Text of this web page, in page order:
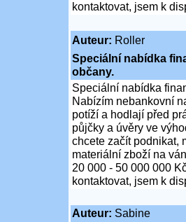
kontaktovat, jsem k
Auteur: Roller
Speciální nabídka
občany.
Speciální nabídka
Nabízím nebankovní
potíží a hodlají před
půjčky a úvěry ve
chcete začít podnikat,
materiální zboží na
20 000 - 50 000 000
kontaktovat, jsem k
Auteur: Sabine